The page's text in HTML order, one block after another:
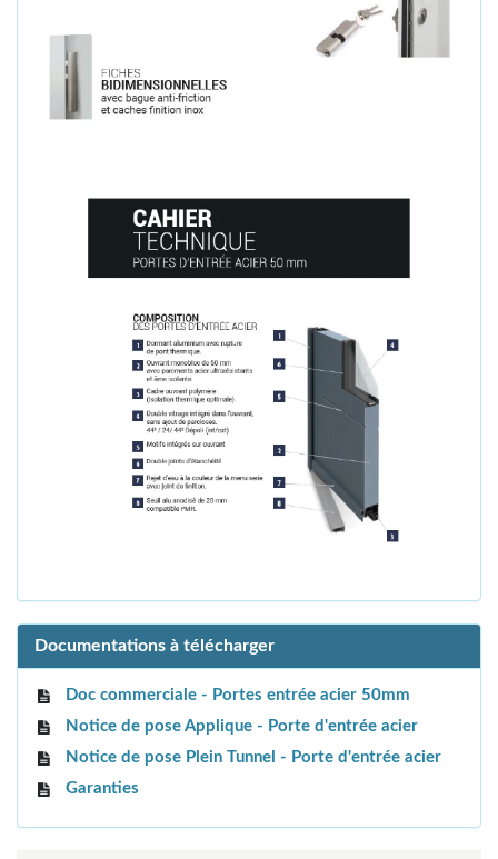
Documentations à télécharger
Doc commerciale - Portes entrée acier 50mm
Notice de pose Applique - Porte d'entrée acier
Notice de pose Plein Tunnel - Porte d'entrée acier
Garanties